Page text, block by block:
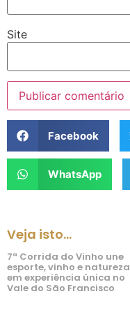
Site
Facebook
WhatsApp
Veja isto...
7ª Corrida do Vinho une
esporte, vinho e natureza
em experiência única no
Vale do São Francisco